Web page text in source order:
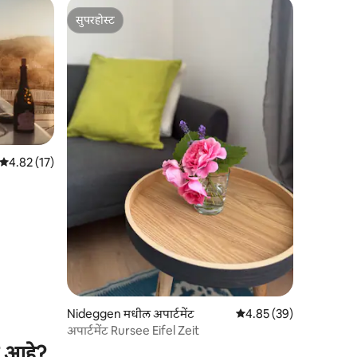
5 पैकी 4.82 सरासरी रेटिंग, 17 रिव्ह्यूज
4.82 (17)
सुपरहोस्ट
सुपरहोस्ट
Nideggen मधील अपार्टमेंट 5 पैकी 4.85 सरासरी रेटिंग,
4.85 (39)
अपार्टमेंट Rursee Eifel Zeit